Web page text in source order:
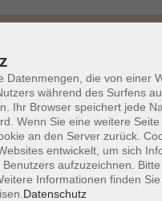
AGBs
Datenmengen, die von einer
während des Surfens
Ihr Browser speichert jede
Wenn Sie eine weitere
an den Server zurück.
entwickelt, um sich
aufzuzeichnen.
Informationen finden
Datenschutz